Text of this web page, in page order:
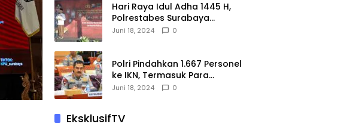
Hari Raya Idul Adha 1445 H,
Polrestabes Surabaya
Menerima dan Menyalurkan
Juni 18, 2024 0
Polri Pindahkan 1.667 Personel
ke IKN, Termasuk Para
Jenderal.
Juni 18, 2024 0
EksklusifTV